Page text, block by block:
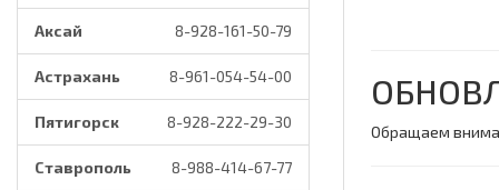
Аксай 8-928-161-50-79
Астрахань 8-961-054-54-00
Пятигорск 8-928-222-29-30
Ставрополь 8-988-414-67-77
Обращаем